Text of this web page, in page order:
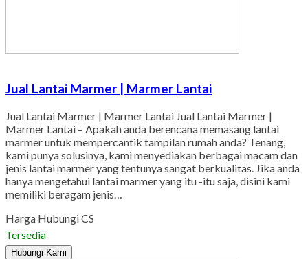
Jual Lantai Marmer | Marmer Lantai
Jual Lantai Marmer | Marmer Lantai Jual Lantai Marmer |
Marmer Lantai – Apakah anda berencana memasang lantai
marmer untuk mempercantik tampilan rumah anda? Tenang,
kami punya solusinya, kami menyediakan berbagai macam dan
jenis lantai marmer yang tentunya sangat berkualitas. Jika anda
hanya mengetahui lantai marmer yang itu -itu saja, disini kami
memiliki beragam jenis…
Harga Hubungi CS
Tersedia
Hubungi Kami